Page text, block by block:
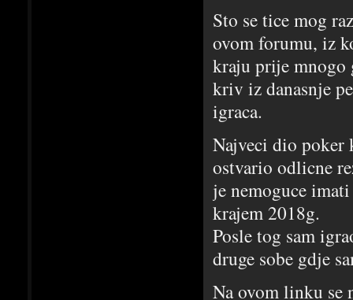
Sto se tice mog
ovom forumu, iz
kraju prije mnogo
kriv iz danasnje
igraca.
Najveci dio poker
ostvario odlicne
je nemoguce
krajem 2018g.
Posle tog sam
druge sobe gdje
Na ovom linku se